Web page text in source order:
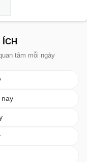
ÍCH
tâm mỗi ngày